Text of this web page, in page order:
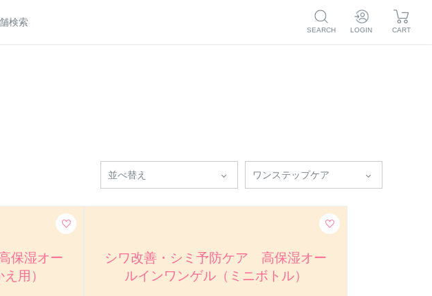
検索
SEARCH LOGIN CART
ワンステップケア
並べ替え
保湿オー
用）
シワ改善・シミ予防ケア 高保湿オー
ルインワンゲル（ミニボトル）